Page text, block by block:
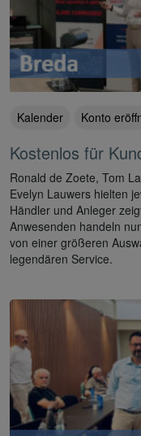
Kalender Konto
Kostenlos für
Ronald de Zoete, Tom
Evelyn Lauwers hielten
Händler und Anleger
Anwesenden handeln
von einer größeren
legendären Service.